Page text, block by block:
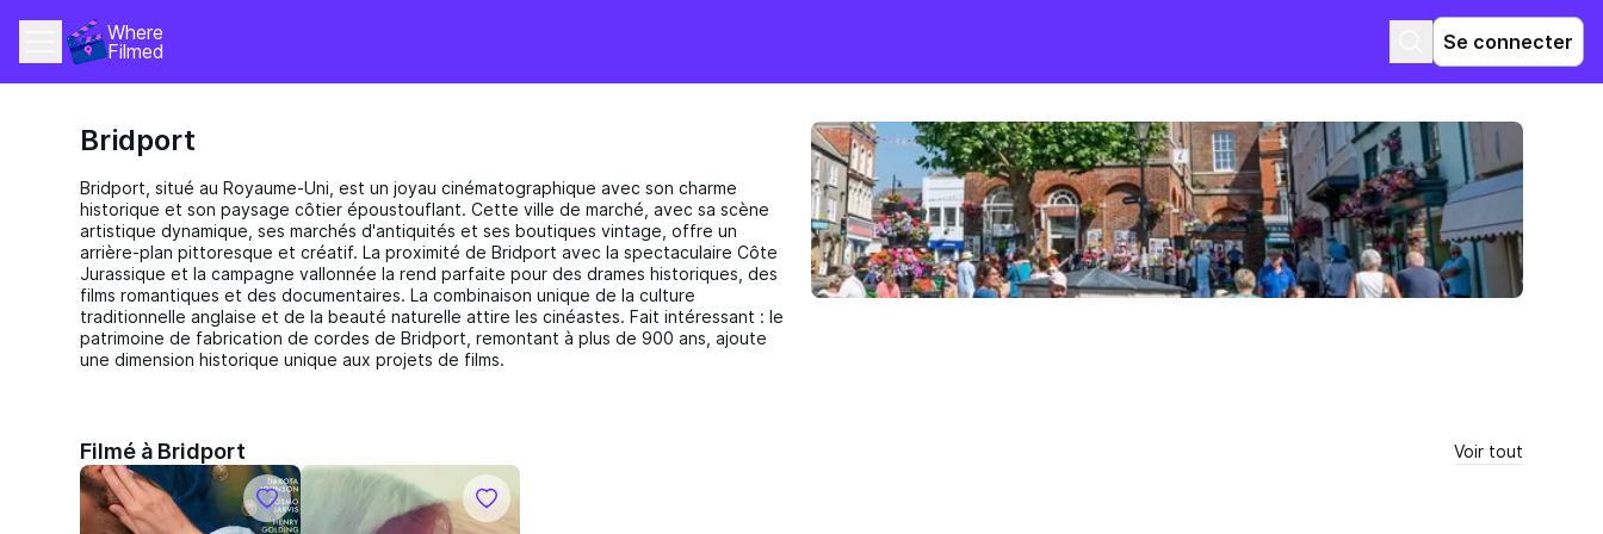
Where
Filmed
Se connecter
Bridport
Bridport, situé au Royaume-Uni, est un joyau cinématographique avec son charme
historique et son paysage côtier époustouflant. Cette ville de marché, avec sa scène
artistique dynamique, ses marchés d'antiquités et ses boutiques vintage, offre un
arrière-plan pittoresque et créatif. La proximité de Bridport avec la spectaculaire Côte
Jurassique et la campagne vallonnée la rend parfaite pour des drames historiques, des
films romantiques et des documentaires. La combinaison unique de la culture
traditionnelle anglaise et de la beauté naturelle attire les cinéastes. Fait intéressant : le
patrimoine de fabrication de cordes de Bridport, remontant à plus de 900 ans, ajoute
une dimension historique unique aux projets de films.
Filmé à Bridport Voir tout